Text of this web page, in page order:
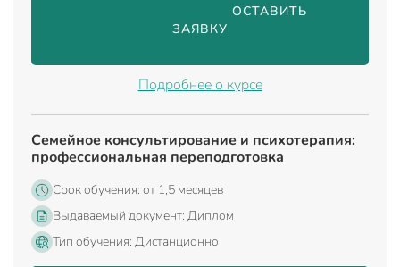
                                ОСТАВИТЬ
ЗАЯВКУ
Подробнее о курсе
Семейное консультирование и психотерапия:
профессиональная переподготовка
Срок обучения: от 1,5 месяцев
Выдаваемый документ: Диплом
Тип обучения: Дистанционно